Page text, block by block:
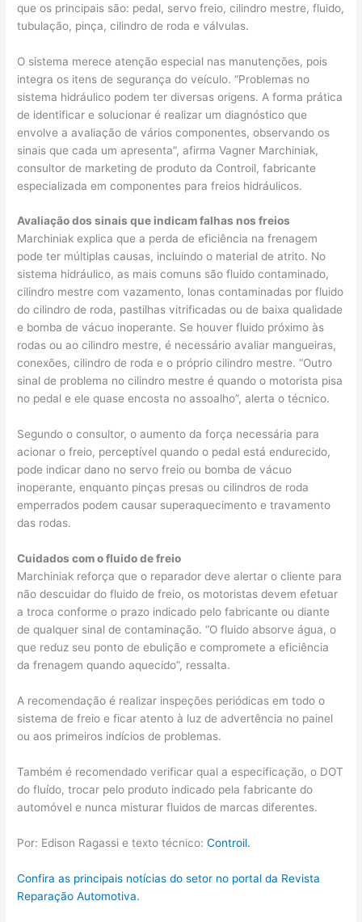
que os principais são: pedal, servo freio, cilindro mestre, fluido,
tubulação, pinça, cilindro de roda e válvulas.
O sistema merece atenção especial nas manutenções, pois
integra os itens de segurança do veículo. “Problemas no
sistema hidráulico podem ter diversas origens. A forma prática
de identificar e solucionar é realizar um diagnóstico que
envolve a avaliação de vários componentes, observando os
sinais que cada um apresenta”, afirma Vagner Marchiniak,
consultor de marketing de produto da Controil, fabricante
especializada em componentes para freios hidráulicos.
Avaliação dos sinais que indicam falhas nos freios
Marchiniak explica que a perda de eficiência na frenagem
pode ter múltiplas causas, incluindo o material de atrito. No
sistema hidráulico, as mais comuns são fluido contaminado,
cilindro mestre com vazamento, lonas contaminadas por fluido
do cilindro de roda, pastilhas vitrificadas ou de baixa qualidade
e bomba de vácuo inoperante. Se houver fluido próximo às
rodas ou ao cilindro mestre, é necessário avaliar mangueiras,
conexões, cilindro de roda e o próprio cilindro mestre. “Outro
sinal de problema no cilindro mestre é quando o motorista pisa
no pedal e ele quase encosta no assoalho”, alerta o técnico.
Segundo o consultor, o aumento da força necessária para
acionar o freio, perceptível quando o pedal está endurecido,
pode indicar dano no servo freio ou bomba de vácuo
inoperante, enquanto pinças presas ou cilindros de roda
emperrados podem causar superaquecimento e travamento
das rodas.
Cuidados com o fluido de freio
Marchiniak reforça que o reparador deve alertar o cliente para
não descuidar do fluido de freio, os motoristas devem efetuar
a troca conforme o prazo indicado pelo fabricante ou diante
de qualquer sinal de contaminação. “O fluido absorve água, o
que reduz seu ponto de ebulição e compromete a eficiência
da frenagem quando aquecido”, ressalta.
A recomendação é realizar inspeções periódicas em todo o
sistema de freio e ficar atento à luz de advertência no painel
ou aos primeiros indícios de problemas.
Também é recomendado verificar qual a especificação, o DOT
do fluído, trocar pelo produto indicado pela fabricante do
automóvel e nunca misturar fluidos de marcas diferentes.
Por: Edison Ragassi e texto técnico:Controil.
Confira as principais notícias do setor no portal da Revista
Reparação Automotiva.